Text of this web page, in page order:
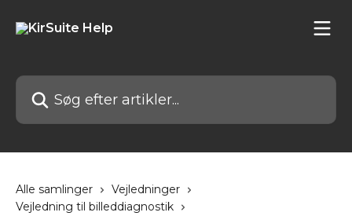
Søg efter artikler...
Alle samlinger
Vejledninger
Vejledning til billeddiagnostik